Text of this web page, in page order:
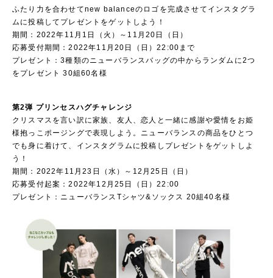
ふたり力を合わせてnew balanceのロゴを完成させてインスタグラ
ムに投稿してプレゼントをゲットしよう！
期間：2022年11月1日（火）～11月20日（日）
応募受付期間：2022年11月20日（日）22:00まで
プレゼント：3種類のニューバランスバッグの中からランダムに2つ
をプレゼント 30組60名様
第2弾 プリンセスハグチャレンジ
クリスマスを言い訳に家族、友人、恋人と一緒に感謝や愛情をお姫
様抱っこポージングで表現しよう。ニューバランスの商品をひとつ
でも身に着けて、インスタグラムに投稿しプレゼントをゲットしよ
う！
期間：2022年11月23日（水）～12月25日（日）
応募受付起案：2022年12月25日（日）22:00
プレゼント：ニューバランスTシャツ&ソックス 20組40名様